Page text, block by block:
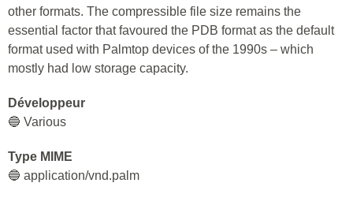
other formats. The compressible file size remains the
essential factor that favoured the PDB format as the default
format used with Palmtop devices of the 1990s – which
mostly had low storage capacity.
Développeur
🔵 Various
Type MIME
🔵 application/vnd.palm